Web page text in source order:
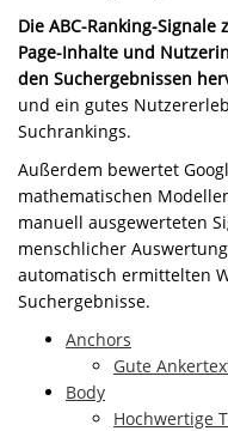
Die ABC-Ranking-Signale
Page-Inhalte und
den Suchergebnissen
und ein gutes
Suchrankings.
Außerdem bewertet
mathematischen
manuell ausgewerteten
menschlicher
automatisch ermittelten
Suchergebnisse.
Anchors
Gute
Body
Hochwertige